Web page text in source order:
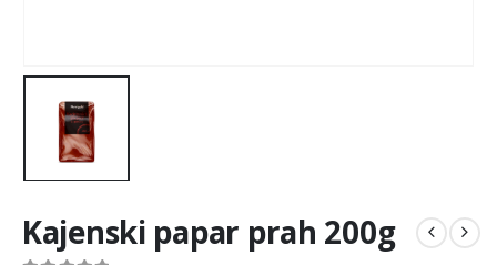
Kajenski papar prah 200g